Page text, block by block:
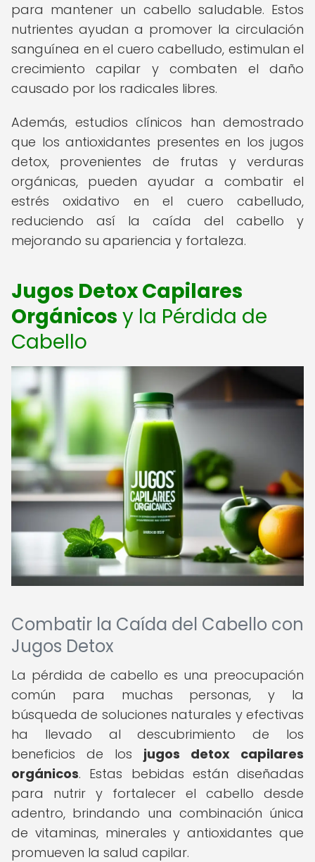
para mantener un cabello saludable. Estos
nutrientes ayudan a promover la circulación
sanguínea en el cuero cabelludo, estimulan el
crecimiento capilar y combaten el daño
causado por los radicales libres.
Además, estudios clínicos han demostrado
que los antioxidantes presentes en los jugos
detox, provenientes de frutas y verduras
orgánicas, pueden ayudar a combatir el
estrés oxidativo en el cuero cabelludo,
reduciendo así la caída del cabello y
mejorando su apariencia y fortaleza.
Jugos Detox Capilares
Orgánicos y la Pérdida de
Cabello
Combatir la Caída del Cabello con
Jugos Detox
La pérdida de cabello es una preocupación
común para muchas personas, y la
búsqueda de soluciones naturales y efectivas
ha llevado al descubrimiento de los
beneficios de los jugos detox capilares
orgánicos. Estas bebidas están diseñadas
para nutrir y fortalecer el cabello desde
adentro, brindando una combinación única
de vitaminas, minerales y antioxidantes que
promueven la salud capilar.